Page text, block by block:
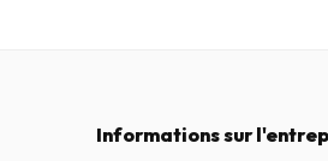
Informations sur